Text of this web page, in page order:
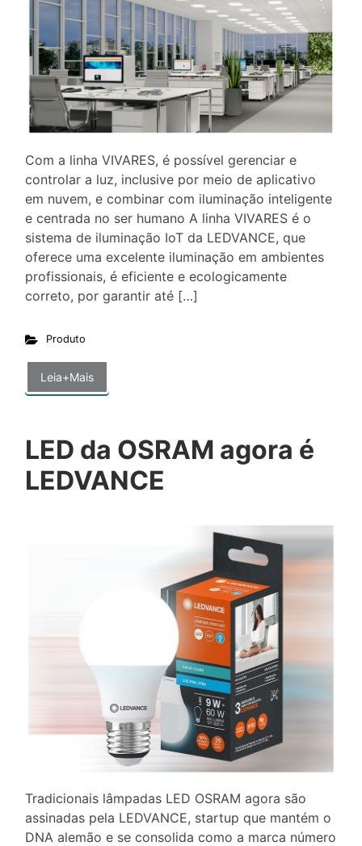
Com a linha VIVARES, é possível gerenciar e
controlar a luz, inclusive por meio de aplicativo
em nuvem, e combinar com iluminação inteligente
e centrada no ser humano A linha VIVARES é o
sistema de iluminação IoT da LEDVANCE, que
oferece uma excelente iluminação em ambientes
profissionais, é eficiente e ecologicamente
correto, por garantir até […]
Produto
Leia+Mais
LED da OSRAM agora é
LEDVANCE
Tradicionais lâmpadas LED OSRAM agora são
assinadas pela LEDVANCE, startup que mantém o
DNA alemão e se consolida como a marca número